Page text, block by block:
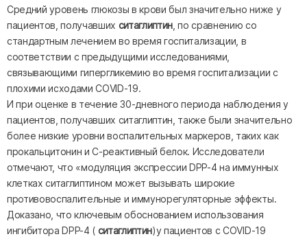
Средний уровень глюкозы в крови был значительно ниже у
пациентов, получавших ситаглиптин , по сравнению со
стандартным лечением во время госпитализации, в
соответствии с предыдущими исследованиями,
связывающими гипергликемию во время госпитализации с
плохими исходами COVID-19.
И при оценке в течение 30-дневного периода наблюдения у
пациентов, получавших ситаглиптин, также были значительно
более низкие уровни воспалительных маркеров, таких как
прокальцитонин и С-реактивный белок. Исследователи
отмечают, что «модуляция экспрессии DPP-4 на иммунных
клетках ситаглиптином может вызывать широкие
противовоспалительные и иммунорегуляторные эффекты.
Доказано, что ключевым обоснованием использования
ингибитора DPP-4 ( ситаглиптин)у пациентов с COVID-19